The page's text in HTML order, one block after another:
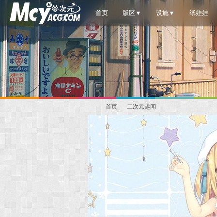
首页 版区▼ 设施▼ 纸娃娃
梦
首页 二次元趣闻